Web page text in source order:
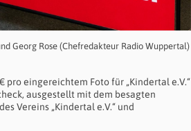
Georg Rose (Chefredakteur Radio Wuppertal)
pro eingereichtem Foto für „Kindertal e.V.“
ausgestellt mit dem besagten
Vereins „Kindertal e.V.“ und